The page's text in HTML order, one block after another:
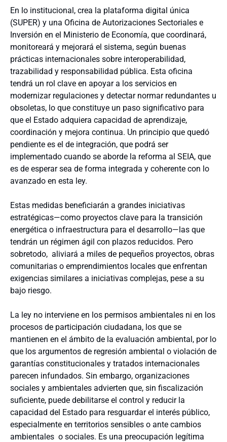
En lo institucional, crea la plataforma digital única
(SUPER) y una Oficina de Autorizaciones Sectoriales e
Inversión en el Ministerio de Economía, que coordinará,
monitoreará y mejorará el sistema, según buenas
prácticas internacionales sobre interoperabilidad,
trazabilidad y responsabilidad pública. Esta oficina
tendrá un rol clave en apoyar a los servicios en
modernizar regulaciones y detectar normar redundantes u
obsoletas, lo que constituye un paso significativo para
que el Estado adquiera capacidad de aprendizaje,
coordinación y mejora continua. Un principio que quedó
pendiente es el de integración, que podrá ser
implementado cuando se aborde la reforma al SEIA, que
es de esperar sea de forma integrada y coherente con lo
avanzado en esta ley.
Estas medidas beneficiarán a grandes iniciativas
estratégicas—como proyectos clave para la transición
energética o infraestructura para el desarrollo—las que
tendrán un régimen ágil con plazos reducidos. Pero
sobretodo, aliviará a miles de pequeños proyectos, obras
comunitarias o emprendimientos locales que enfrentan
exigencias similares a iniciativas complejas, pese a su
bajo riesgo.
La ley no interviene en los permisos ambientales ni en los
procesos de participación ciudadana, los que se
mantienen en el ámbito de la evaluación ambiental, por lo
que los argumentos de regresión ambiental o violación de
garantías constitucionales y tratados internacionales
parecen infundados. Sin embargo, organizaciones
sociales y ambientales advierten que, sin fiscalización
suficiente, puede debilitarse el control y reducir la
capacidad del Estado para resguardar el interés público,
especialmente en territorios sensibles o ante cambios
ambientales o sociales. Es una preocupación legítima